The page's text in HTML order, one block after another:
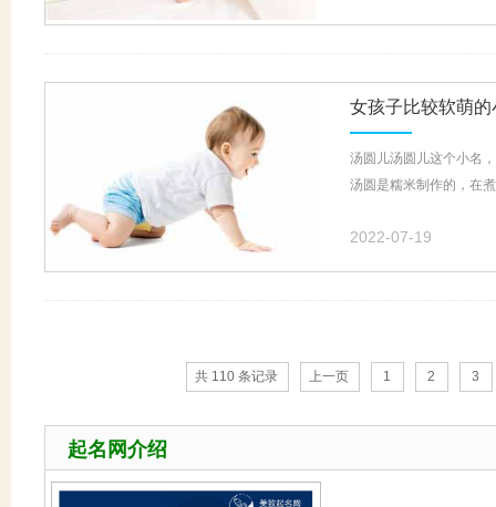
女孩子比较软萌的
汤圆儿汤圆儿这个小名
汤圆是糯米制作的，在
2022-07-19
共 110 条记录 上一页 1 2 3
起名网介绍